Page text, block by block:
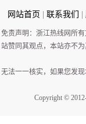
网站首页 联系我们
免责声明：浙江热线网所
站赞同其观点，本站亦不
无法一一核实，如果您发
Copyright ©